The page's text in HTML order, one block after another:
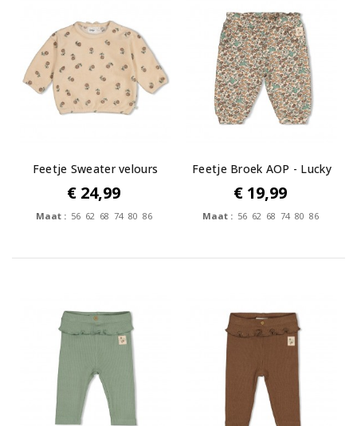
Feetje Sweater velours
rib met...
€ 24,99
Maat : 56 62 68 74 80 86
Feetje Broek AOP - Lucky
Bloombird
€ 19,99
Maat : 56 62 68 74 80 86